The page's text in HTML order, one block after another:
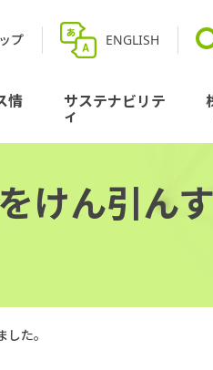
プ ENGLISH
情 サステナビリテ
ィ
けん引ん
た。